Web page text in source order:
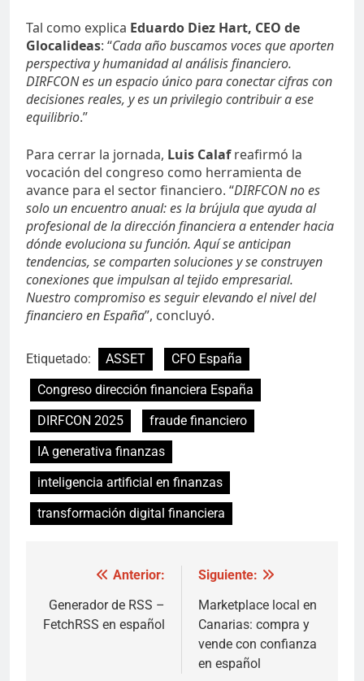
Tal como explica Eduardo Diez Hart, CEO de
Glocalideas: “Cada año buscamos voces que aporten
perspectiva y humanidad al análisis financiero.
DIRFCON es un espacio único para conectar cifras con
decisiones reales, y es un privilegio contribuir a ese
equilibrio.”
Para cerrar la jornada, Luis Calafreafirmó la
vocación del congreso como herramienta de
avance para el sector financiero. “DIRFCON no es
solo un encuentro anual: es la brújula que ayuda al
profesional de la dirección financiera a entender hacia
dónde evoluciona su función. Aquí se anticipan
tendencias, se comparten soluciones y se construyen
conexiones que impulsan al tejido empresarial.
Nuestro compromiso es seguir elevando el nivel del
financiero en España”, concluyó.
Etiquetado: ASSET
CFO España
Congreso dirección financiera España
DIRFCON 2025
fraude financiero
IA generativa finanzas
inteligencia artificial en finanzas
transformación digital financiera
Navegación
de
entradas
Anterior:
Generador de RSS –
FetchRSS en español
Siguiente:
Marketplace local en
Canarias: compra y
vende con confianza
en español